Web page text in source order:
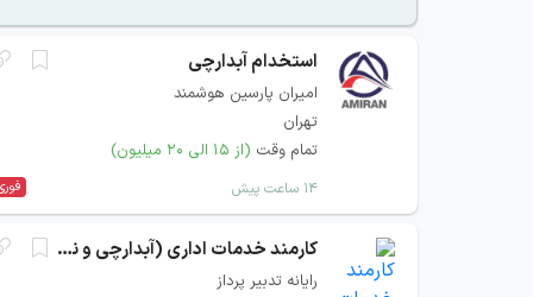
استخدام آبدارچی
امیران پارسین هوشمند
تهران
تمام وقت (از ۱۵ الی ۲۰ میلیون)
۱۴ ساعت پیش
کارمند خدمات اداری (آبدارچی و نظافتچی)
رایانه تدبیر پرداز